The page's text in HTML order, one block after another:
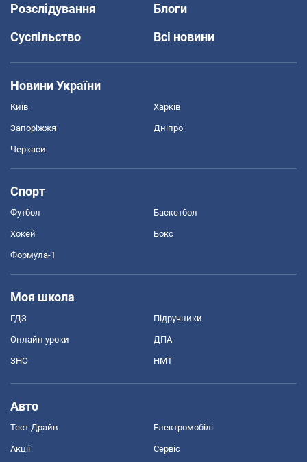
Розслідування
Блоги
Суспільство
Всі новини
Новини України
Київ Харків
Запоріжжя Дніпро
Черкаси
Спорт
Футбол Баскетбол
Хокей Бокс
Формула-1
Моя школа
ГДЗ Підручники
Онлайн уроки ДПА
ЗНО НМТ
Авто
Тест Драйв Електромобілі
Акції Сервіс